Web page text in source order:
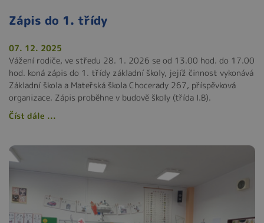
Zápis do 1. třídy
07. 12. 2025
Vážení rodiče, ve středu 28. 1. 2026 se od 13.00 hod. do 17.00
hod. koná zápis do 1. třídy základní školy, jejíž činnost vykonává
Základní škola a Mateřská škola Chocerady 267, příspěvková
organizace. Zápis proběhne v budově školy (třída I.B).
Číst dále ...